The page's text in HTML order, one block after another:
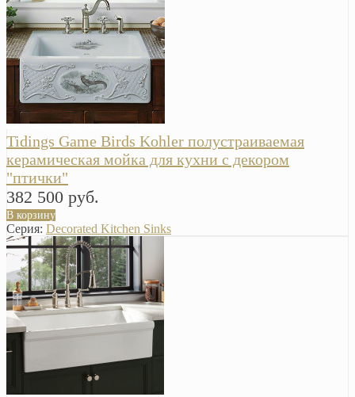
Tidings Game Birds Kohler полустраиваемая
керамическая мойка для кухни с декором
"птички"
382 500 руб.
В корзину
Серия: Decorated Kitchen Sinks